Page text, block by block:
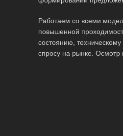
Работаем со всеми
повышенной
состоянию,
спросу на рынке. Осмотр